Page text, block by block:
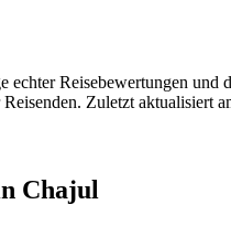
Reisebewertungen
Zuletzt aktualisiert
Chajul